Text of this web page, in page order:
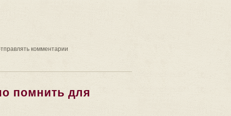
комментарии
помнить для